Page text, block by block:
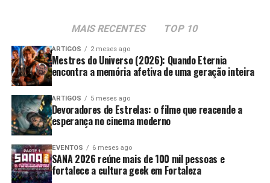
MAIS RECENTES TOP 10
ARTIGOS 2 meses ago
Mestres do Universo (2026): Quando Eternia
encontra a memória afetiva de uma geração inteira
ARTIGOS 5 meses ago
Devoradores de Estrelas: o filme que reacende a
esperança no cinema moderno
EVENTOS 6 meses ago
SANA 2026 reúne mais de 100 mil pessoas e
fortalece a cultura geek em Fortaleza